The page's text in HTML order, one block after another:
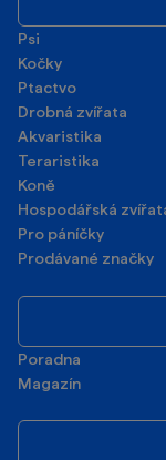
Psi
Kočky
Ptactvo
Drobná zvířata
Akvaristika
Teraristika
Koně
Hospodářská
Pro páníčky
Prodávané značky
Poradna
Magazín